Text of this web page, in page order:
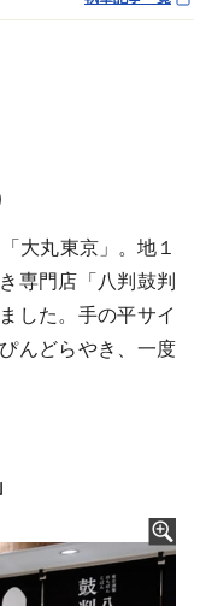
大丸東京」。地１
専門店「八判鼓判
した。手の平サイ
んどらやき、一度